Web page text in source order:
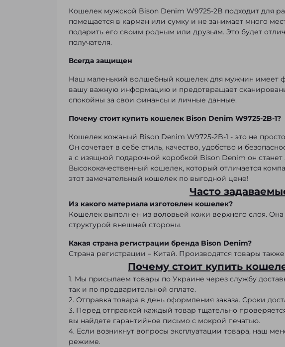
Кошелек мужской Bison Denim W9725-2B подходит для
помещается в карман или сумку и не занимает много
подарить его своим родным или друзьям. Это будет
получателя.
Всегда защищен
Наш маленький волшебный кошелек для мужчин имеет
вашу важную информацию и предотвращает
спокойны за свои финансы и личные данные.
Почему стоит купить кошелек Bison Denim W9725-2B-1?
Кошелек кожаный Bison Denim W9725-2B-1 - это не
Он сочетает в себе стиль, качество, удобство и
а с изящной подарочной коробкой Bison Denim он
Высококачественный кошелек, который отличается
этот замечательный кошелек по выгодной цене!
Часто
Из какого материала изготовлен кошелек?
Кошелек выполнен из воловьей кожи верхнего слоя. Она
структурой внешней стороны.
Какая страна регистрации бренда Bison Denim?
Страна регистрации – Китай. Производятся товары
Почему стоит купить
1. Мы присылаем товары по Украине через службу
так и по предварительной оплате.
2. Отправка товара в день оформления заказа. Сроки
3. Перед отправкой каждый товар тщательно
вы найдете гарантийное письмо с мокрой печатью.
4. Если возникнут вопросы эксплуатации товара, наш
режиме.